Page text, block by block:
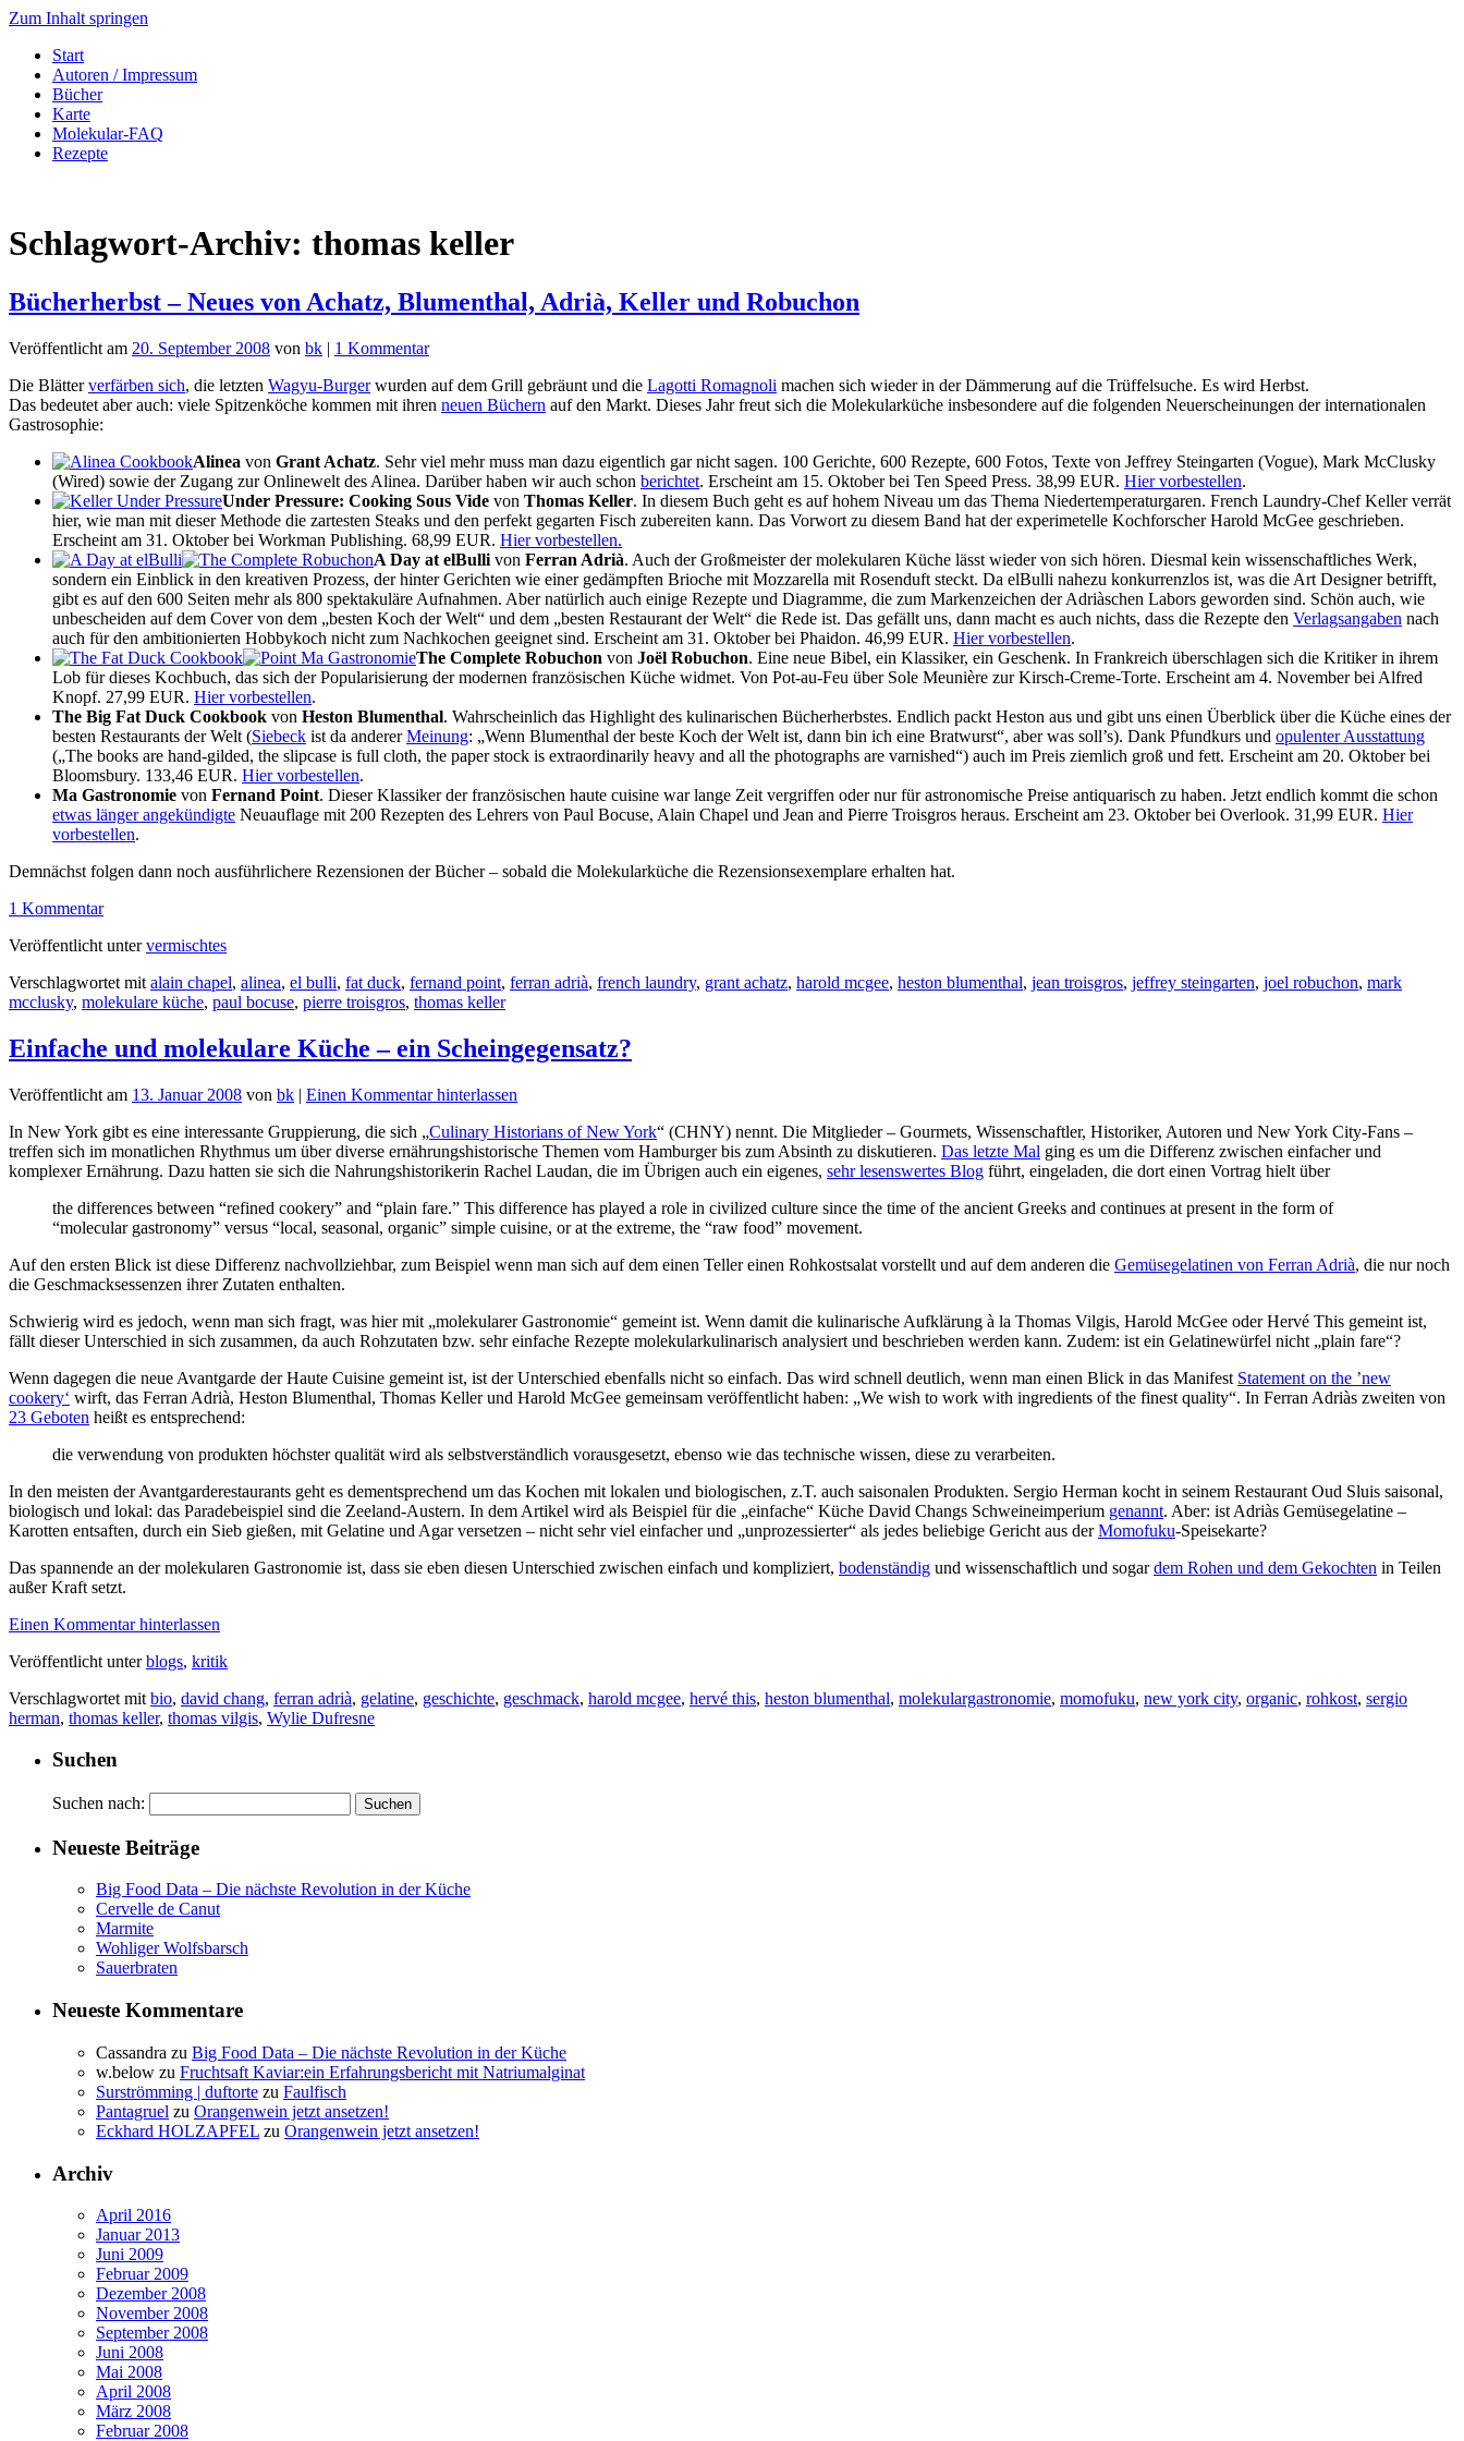
Zum Inhalt springen
Start
Autoren / Impressum
Bücher
Karte
Molekular-FAQ
Rezepte
Schlagwort-Archiv: thomas keller
Bücherherbst – Neues von Achatz, Blumenthal, Adrià, Keller und Robuchon
Veröffentlicht am 20. September 2008 von bk | 1 Kommentar
Die Blätterverfärben sich, die letzten Wagyu-Burgerwurden auf dem Grill gebräunt und die Lagotti Romagnoli machen sich wieder in der Dämmerung auf die Trüffelsuche. Es wird Herbst.
Das bedeutet aber auch: viele Spitzenköche kommen mit ihren neuen Büchern auf den Markt. Dieses Jahr freut sich die Molekularküche insbesondere auf die folgenden Neuerscheinungen der internationalen
Gastrosophie:
Alinea von Grant Achatz. Sehr viel mehr muss man dazu eigentlich gar nicht sagen. 100 Gerichte, 600 Rezepte, 600 Fotos, Texte von Jeffrey Steingarten (Vogue), Mark McClusky
(Wired) sowie der Zugang zur Onlinewelt des Alinea. Darüber haben wir auch schon berichtet. Erscheint am 15. Oktober bei Ten Speed Press. 38,99 EUR. Hier vorbestellen.
Under Pressure: Cooking Sous Vide von Thomas Keller. In diesem Buch geht es auf hohem Niveau um das Thema Niedertemperaturgaren. French Laundry-Chef Keller verrät
hier, wie man mit dieser Methode die zartesten Steaks und den perfekt gegarten Fisch zubereiten kann. Das Vorwort zu diesem Band hat der experimetelle Kochforscher Harold McGee geschrieben.
Erscheint am 31. Oktober bei Workman Publishing. 68,99 EUR. Hier vorbestellen.
A Day at elBulli von Ferran Adrià. Auch der Großmeister der molekularen Küche lässt wieder von sich hören. Diesmal kein wissenschaftliches Werk,
sondern ein Einblick in den kreativen Prozess, der hinter Gerichten wie einer gedämpften Brioche mit Mozzarella mit Rosenduft steckt. Da elBulli nahezu konkurrenzlos ist, was die Art Designer betrifft,
gibt es auf den 600 Seiten mehr als 800 spektakuläre Aufnahmen. Aber natürlich auch einige Rezepte und Diagramme, die zum Markenzeichen der Adriàschen Labors geworden sind. Schön auch, wie
unbescheiden auf dem Cover von dem „besten Koch der Welt“ und dem „besten Restaurant der Welt“ die Rede ist. Das gefällt uns, dann macht es auch nichts, dass die Rezepte den Verlagsangaben nach
auch für den ambitionierten Hobbykoch nicht zum Nachkochen geeignet sind. Erscheint am 31. Oktober bei Phaidon. 46,99 EUR. Hier vorbestellen.
The Complete Robuchon von Joël Robuchon. Eine neue Bibel, ein Klassiker, ein Geschenk. In Frankreich überschlagen sich die Kritiker in ihrem
Lob für dieses Kochbuch, das sich der Popularisierung der modernen französischen Küche widmet. Von Pot-au-Feu über Sole Meunière zur Kirsch-Creme-Torte. Erscheint am 4. November bei Alfred
Knopf. 27,99 EUR. Hier vorbestellen.
The Big Fat Duck Cookbook von Heston Blumenthal. Wahrscheinlich das Highlight des kulinarischen Bücherherbstes. Endlich packt Heston aus und gibt uns einen Überblick über die Küche eines der
besten Restaurants der Welt (Siebeck ist da andererMeinung: „Wenn Blumenthal der beste Koch der Welt ist, dann bin ich eine Bratwurst“, aber was soll’s). Dank Pfundkurs und opulenter Ausstattung
(„The books are hand-gilded, the slipcase is full cloth, the paper stock is extraordinarily heavy and all the photographs are varnished“) auch im Preis ziemlich groß und fett. Erscheint am 20. Oktober bei
Bloomsbury. 133,46 EUR. Hier vorbestellen.
Ma Gastronomie von Fernand Point. Dieser Klassiker der französischen haute cuisine war lange Zeit vergriffen oder nur für astronomische Preise antiquarisch zu haben. Jetzt endlich kommt die schon
etwas länger angekündigte Neuauflage mit 200 Rezepten des Lehrers von Paul Bocuse, Alain Chapel und Jean and Pierre Troisgros heraus. Erscheint am 23. Oktober bei Overlook. 31,99 EUR. Hier
vorbestellen.
Demnächst folgen dann noch ausführlichere Rezensionen der Bücher – sobald die Molekularküche die Rezensionsexemplare erhalten hat.
1 Kommentar
Veröffentlicht unter vermischtes
Verschlagwortet mit alain chapel, alinea, el bulli, fat duck, fernand point, ferran adrià, french laundry, grant achatz, harold mcgee, heston blumenthal, jean troisgros, jeffrey steingarten, joel robuchon, mark
mcclusky, molekulare küche, paul bocuse, pierre troisgros, thomas keller
Einfache und molekulare Küche – ein Scheingegensatz?
Veröffentlicht am 13. Januar 2008 von bk | Einen Kommentar hinterlassen
In New York gibt es eine interessante Gruppierung, die sich „Culinary Historians of New York“ (CHNY) nennt. Die Mitglieder – Gourmets, Wissenschaftler, Historiker, Autoren und New York City-Fans –
treffen sich im monatlichen Rhythmus um über diverse ernährungshistorische Themen vom Hamburger bis zum Absinth zu diskutieren. Das letzte Mal ging es um die Differenz zwischen einfacher und
komplexer Ernährung. Dazu hatten sie sich die Nahrungshistorikerin Rachel Laudan, die im Übrigen auch ein eigenes, sehr lesenswertes Blog führt, eingeladen, die dort einen Vortrag hielt über
the differences between “refined cookery” and “plain fare.” This difference has played a role in civilized culture since the time of the ancient Greeks and continues at present in the form of
“molecular gastronomy” versus “local, seasonal, organic” simple cuisine, or at the extreme, the “raw food” movement.
Auf den ersten Blick ist diese Differenz nachvollziehbar, zum Beispiel wenn man sich auf dem einen Teller einen Rohkostsalat vorstellt und auf dem anderen die Gemüsegelatinen von Ferran Adrià, die nur noch
die Geschmacksessenzen ihrer Zutaten enthalten.
Schwierig wird es jedoch, wenn man sich fragt, was hier mit „molekularer Gastronomie“ gemeint ist. Wenn damit die kulinarische Aufklärung à la Thomas Vilgis, Harold McGee oder Hervé This gemeint ist,
fällt dieser Unterschied in sich zusammen, da auch Rohzutaten bzw. sehr einfache Rezepte molekularkulinarisch analysiert und beschrieben werden kann. Zudem: ist ein Gelatinewürfel nicht „plain fare“?
Wenn dagegen die neue Avantgarde der Haute Cuisine gemeint ist, ist der Unterschied ebenfalls nicht so einfach. Das wird schnell deutlich, wenn man einen Blick in das Manifest Statement on the ’new
cookery‘ wirft, das Ferran Adrià, Heston Blumenthal, Thomas Keller und Harold McGee gemeinsam veröffentlicht haben: „We wish to work with ingredients of the finest quality“. In Ferran Adriàs zweiten von
23 Geboten heißt es entsprechend:
die verwendung von produkten höchster qualität wird als selbstverständlich vorausgesetzt, ebenso wie das technische wissen, diese zu verarbeiten.
In den meisten der Avantgarderestaurants geht es dementsprechend um das Kochen mit lokalen und biologischen, z.T. auch saisonalen Produkten. Sergio Herman kocht in seinem Restaurant Oud Sluis saisonal,
biologisch und lokal: das Paradebeispiel sind die Zeeland-Austern. In dem Artikel wird als Beispiel für die „einfache“ Küche David Changs Schweineimperium genannt. Aber: ist Adriàs Gemüsegelatine –
Karotten entsaften, durch ein Sieb gießen, mit Gelatine und Agar versetzen – nicht sehr viel einfacher und „unprozessierter“ als jedes beliebige Gericht aus derMomofuku-Speisekarte?
Das spannende an der molekularen Gastronomie ist, dass sie eben diesen Unterschied zwischen einfach und kompliziert, bodenständig und wissenschaftlich und sogardem Rohen und dem Gekochten in Teilen
außer Kraft setzt.
Einen Kommentar hinterlassen
Veröffentlicht unter blogs, kritik
Verschlagwortet mit bio, david chang, ferran adrià, gelatine, geschichte, geschmack, harold mcgee, hervé this, heston blumenthal, molekulargastronomie, momofuku, new york city, organic, rohkost, sergio
herman, thomas keller, thomas vilgis, Wylie Dufresne
Suchen
Suchen nach:
Neueste Beiträge
Big Food Data – Die nächste Revolution in der Küche
Cervelle de Canut
Marmite
Wohliger Wolfsbarsch
Sauerbraten
Neueste Kommentare
Cassandra zu Big Food Data – Die nächste Revolution in der Küche
w.below zu Fruchtsaft Kaviar:ein Erfahrungsbericht mit Natriumalginat
Surströmming | duftorte zu Faulfisch
Pantagruel zu Orangenwein jetzt ansetzen!
Eckhard HOLZAPFEL zu Orangenwein jetzt ansetzen!
Archiv
April 2016
Januar 2013
Juni 2009
Februar 2009
Dezember 2008
November 2008
September 2008
Juni 2008
Mai 2008
April 2008
März 2008
Februar 2008